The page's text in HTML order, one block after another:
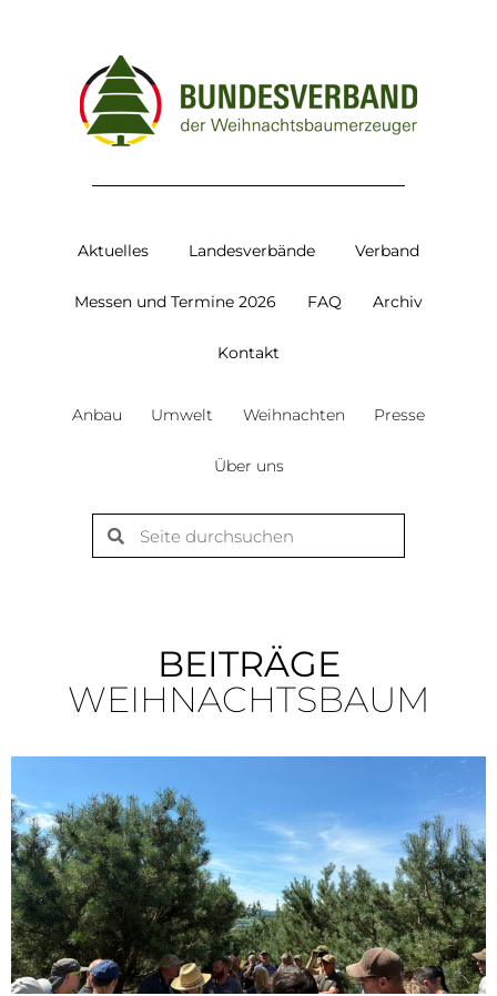
Aktuelles Landesverbände Verband
Messen und Termine 2026 FAQ Archiv
Kontakt
Anbau Umwelt Weihnachten Presse
Über uns
BEITRÄGE
WEIHNACHTSBAUM